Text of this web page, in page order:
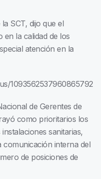
SCT, dijo que el
en la calidad de los
atención en la
1093562537960865792
de Gerentes de
como prioritarios los
sanitarias,
comunicación interna del
de posiciones de